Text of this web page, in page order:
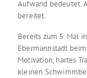
Aufwand bedeutet.
bereitet.
Bereits zum 5. Mal
Ebermannstadt
Motivation, hartes
kleinen